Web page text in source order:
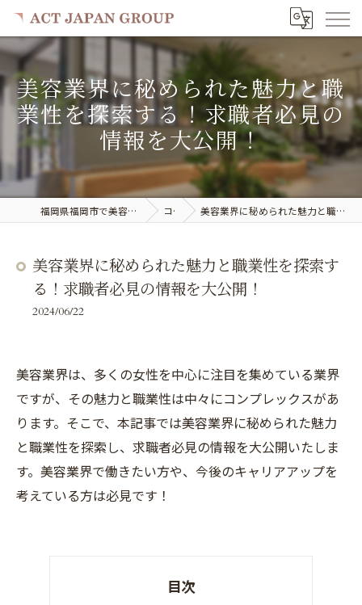
美容業界に秘められた魅力と職
業性を探索する！求職者必見の
情報を大公開！
福岡県福岡市で美容室の求人ならACT JAPAN GROUP コラム 美容業界に秘められた魅力と職業性を探索する！求職者必見の情報を大公開！
美容業界に秘められた魅力と職業性を探索す
る！求職者必見の情報を大公開！
2024/06/22
美容業界は、多くの女性を中心に注目を集めている業界
ですが、その魅力と職業性は中々にコンプレックスがあ
ります。そこで、本記事では美容業界に秘められた魅力
と職業性を探索し、求職者必見の情報を大公開いたしま
す。美容業界で働きたい方や、今後のキャリアアップを
考えている方は必見です！
目次